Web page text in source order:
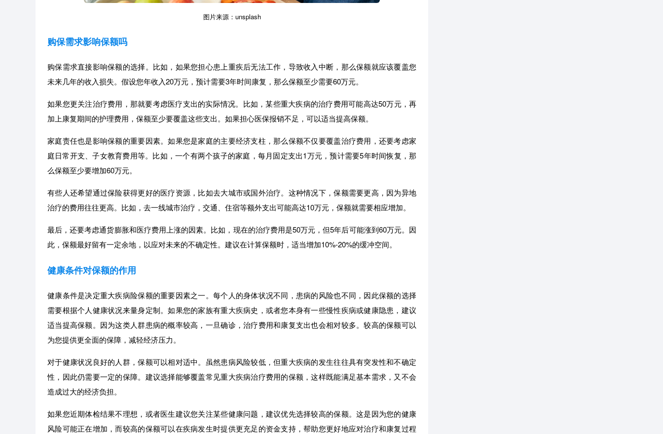
图片来源：unsplash
购保需求影响保额吗
购保需求直接影响保额的选择。比如，如果您担心患上重疾后无法工作，导致收入中断，那么保额就应该覆盖您
未来几年的收入损失。假设您年收入20万元，预计需要3年时间康复，那么保额至少需要60万元。
如果您更关注治疗费用，那就要考虑医疗支出的实际情况。比如，某些重大疾病的治疗费用可能高达50万元，再
加上康复期间的护理费用，保额至少要覆盖这些支出。如果担心医保报销不足，可以适当提高保额。
家庭责任也是影响保额的重要因素。如果您是家庭的主要经济支柱，那么保额不仅要覆盖治疗费用，还要考虑家
庭日常开支、子女教育费用等。比如，一个有两个孩子的家庭，每月固定支出1万元，预计需要5年时间恢复，那
么保额至少要增加60万元。
有些人还希望通过保险获得更好的医疗资源，比如去大城市或国外治疗。这种情况下，保额需要更高，因为异地
治疗的费用往往更高。比如，去一线城市治疗，交通、住宿等额外支出可能高达10万元，保额就需要相应增加。
最后，还要考虑通货膨胀和医疗费用上涨的因素。比如，现在的治疗费用是50万元，但5年后可能涨到60万元。因
此，保额最好留有一定余地，以应对未来的不确定性。建议在计算保额时，适当增加10%-20%的缓冲空间。
健康条件对保额的作用
健康条件是决定重大疾病险保额的重要因素之一。每个人的身体状况不同，患病的风险也不同，因此保额的选择
需要根据个人健康状况来量身定制。如果您的家族有重大疾病史，或者您本身有一些慢性疾病或健康隐患，建议
适当提高保额。因为这类人群患病的概率较高，一旦确诊，治疗费用和康复支出也会相对较多。较高的保额可以
为您提供更全面的保障，减轻经济压力。
对于健康状况良好的人群，保额可以相对适中。虽然患病风险较低，但重大疾病的发生往往具有突发性和不确定
性，因此仍需要一定的保障。建议选择能够覆盖常见重大疾病治疗费用的保额，这样既能满足基本需求，又不会
造成过大的经济负担。
如果您近期体检结果不理想，或者医生建议您关注某些健康问题，建议优先选择较高的保额。这是因为您的健康
风险可能正在增加，而较高的保额可以在疾病发生时提供更充足的资金支持，帮助您更好地应对治疗和康复过程